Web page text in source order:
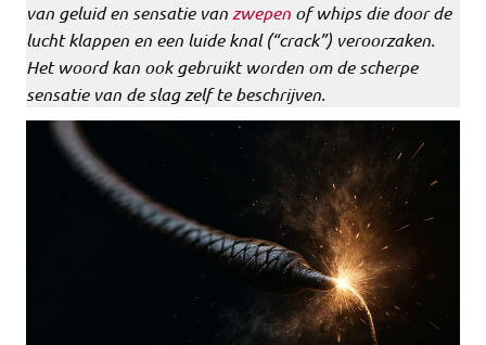
van geluid en sensatie vanzwepen of whips die door de
lucht klappen en een luide knal (“crack”) veroorzaken.
Het woord kan ook gebruikt worden om de scherpe
sensatie van de slag zelf te beschrijven.